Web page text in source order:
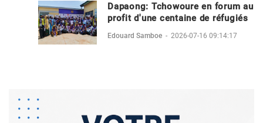
Dapaong: Tchowoure en forum au
profit d'une centaine de réfugiés
Edouard Samboe - 2026-07-16 09:14:17